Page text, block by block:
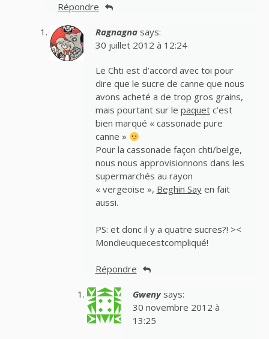
Répondre
Ragnagna says:
30 juillet 2012 à 12:24
Le Chti est d’accord avec toi pour
dire que le sucre de canne que nous
avons acheté a de trop gros grains,
mais pourtant sur le paquetc’est
bien marqué « cassonade pure
canne »
Pour la cassonade façon chti/belge,
nous nous approvisionnons dans les
supermarchés au rayon
« vergeoise », Beghin Sayen fait
aussi.
PS: et donc il y a quatre sucres?! ><
Mondieuquecestcompliqué!
Répondre
Gweny says:
30 novembre 2012 à
13:25